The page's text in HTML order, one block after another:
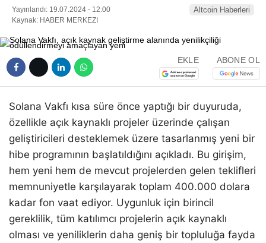
Yayınlandı: 19.07.2024 - 12:00
Kaynak: HABER MERKEZI
Altcoin Haberleri
EKLE ABONE OL
Solana Vakfı kısa süre önce yaptığı bir duyuruda,
özellikle açık kaynaklı projeler üzerinde çalışan
geliştiricileri desteklemek üzere tasarlanmış yeni bir
hibe programının başlatıldığını açıkladı. Bu girişim,
hem yeni hem de mevcut projelerden gelen teklifleri
memnuniyetle karşılayarak toplam 400.000 dolara
kadar fon vaat ediyor. Uygunluk için birincil
gereklilik, tüm katılımcı projelerin açık kaynaklı
olması ve yeniliklerin daha geniş bir topluluğa fayda